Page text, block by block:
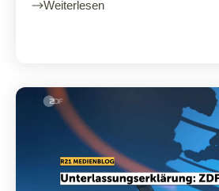
Weiterlesen